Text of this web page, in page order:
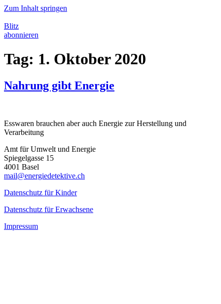
Zum Inhalt springen
Blitz
abonnieren
Tag: 1. Oktober 2020
Nahrung gibt Energie
Esswaren brauchen aber auch Energie zur Herstellung und
Verarbeitung
Amt für Umwelt und Energie
Spiegelgasse 15
4001 Basel
mail@energiedetektive.ch
Datenschutz für Kinder
Datenschutz für Erwachsene
Impressum